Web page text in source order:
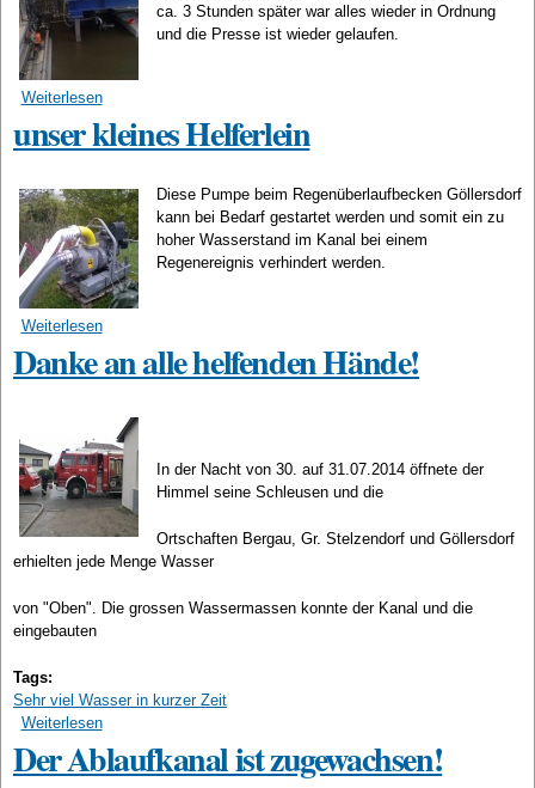
ca. 3 Stunden später war alles wieder in Ordnung
und die Presse ist wieder gelaufen.
Weiterlesenüber Fallweise geht auch was daneben.....
unser kleines Helferlein
Diese Pumpe beim Regenüberlaufbecken Göllersdorf
kann bei Bedarf gestartet werden und somit ein zu
hoher Wasserstand im Kanal bei einem
Regenereignis verhindert werden.
Weiterlesenüber unser kleines Helferlein
Danke an alle helfenden Hände!
In der Nacht von 30. auf 31.07.2014 öffnete der
Himmel seine Schleusen und die
Ortschaften Bergau, Gr. Stelzendorf und Göllersdorf
erhielten jede Menge Wasser
von "Oben". Die grossen Wassermassen konnte der Kanal und die
eingebauten
Tags:
Sehr viel Wasser in kurzer Zeit
Weiterlesenüber Danke an alle helfenden Hände!
Der Ablaufkanal ist zugewachsen!